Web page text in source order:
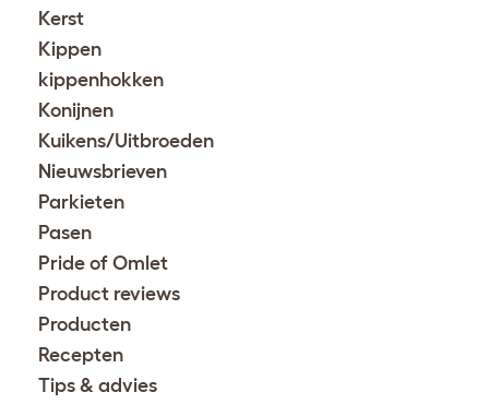
Kerst
Kippen
kippenhokken
Konijnen
Kuikens/Uitbroeden
Nieuwsbrieven
Parkieten
Pasen
Pride of Omlet
Product reviews
Producten
Recepten
Tips & advies